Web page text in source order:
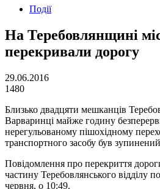
Події
На Теребовлянщині
перекривали дорогу
29.06.2016
1480
Близько двадцяти мешканців
Варваринці майже годину
нерегульованому пішохідному
транспортного засобу був
Повідомлення про перекриття
частину Теребовлянського відділу
червня, о 10:49.